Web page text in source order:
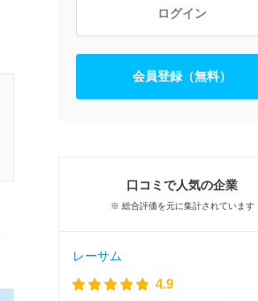
ログイン
会員登録（無料）
口コミで人気の企業
※ 総合評価を元に集計されています
レーサム
4.9